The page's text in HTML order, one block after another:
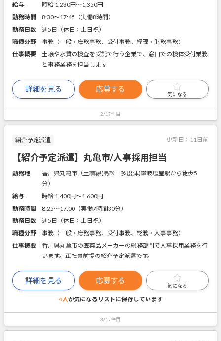
給与
時給 1,230円〜1,350円
勤務時間
8:30～17:45（実働8時間）
勤務日数
週5日（休日：土日祝）
職種分野
事務（一般・庶務事務、受付事務、経理・財務事務）
仕事概要
土壌や水質の検査を受託で行う企業で、窓口での検体受付業務
と事務業務を担当します
詳細を見る 応募する
気になる
2/17件目
紹介予定派遣 更新日： 11日前
【紹介予定派遣】丸亀市/人事採用担当
勤務地
香川県丸亀市（土讃線(高松－多度津)讃岐塩屋駅から徒歩5
分）
給与
時給 1,400円〜1,600円
勤務時間
8:25～17:00（実働7時間30分）
勤務日数
週5日（休日：土日祝）
職種分野
事務（一般・庶務事務、受付事務、総務・人事事務）
仕事概要
香川県丸亀市の医薬品メーカーの総務部門で人事採用業務を行
います。正社員前提の紹介予定派遣です。
詳細を見る 応募する
気になる
4人が気になるリストに保存しています
3/17件目